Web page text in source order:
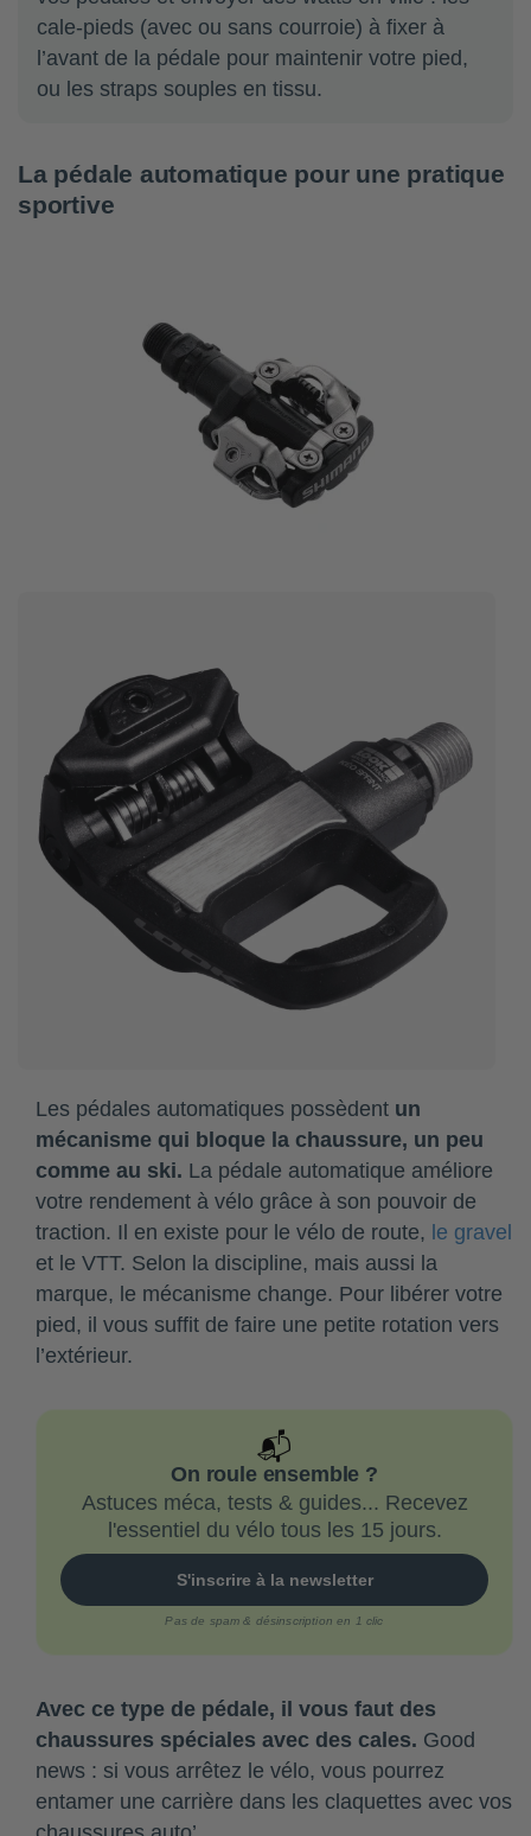
cale-pieds (avec ou sans courroie) à fixer à
l’avant de la pédale pour maintenir votre pied,
ou les straps souples en tissu.
La pédale automatique pour une pratique
sportive
Les pédales automatiques possèdent un
mécanisme qui bloque la chaussure, un peu
comme au ski. La pédale automatique améliore
votre rendement à vélo grâce à son pouvoir de
traction. Il en existe pour le vélo de route, le gravel
et le VTT. Selon la discipline, mais aussi la
marque, le mécanisme change. Pour libérer votre
pied, il vous suffit de faire une petite rotation vers
l’extérieur.
📬
On roule ensemble ?
Astuces méca, tests & guides... Recevez
l'essentiel du vélo tous les 15 jours.
S'inscrire à la newsletter
Pas de spam & désinscription en 1 clic
Avec ce type de pédale, il vous faut des
chaussures spéciales avec des cales. Good
news : si vous arrêtez le vélo, vous pourrez
entamer une carrière dans les claquettes avec vos